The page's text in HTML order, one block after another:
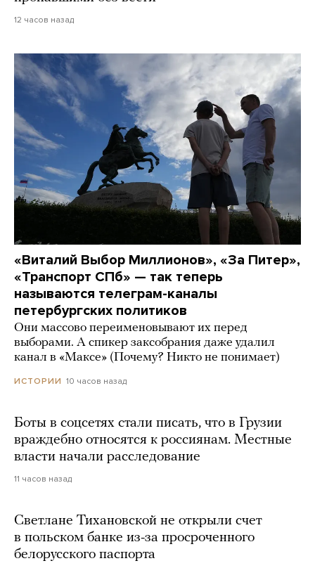
12 часов назад
«Виталий Выбор Миллионов», «За Питер»,
«Транспорт СПб» — так теперь
называются телеграм-каналы
петербургских политиков
Они массово переименовывают их перед
выборами. А спикер заксобрания даже удалил
канал в «Максе» (Почему? Никто не понимает)
ИСТОРИИ 10 часов назад
Боты в соцсетях стали писать, что в Грузии
враждебно относятся к россиянам. Местные
власти начали расследование
11 часов назад
Светлане Тихановской не открыли счет
в польском банке из-за просроченного
белорусского паспорта